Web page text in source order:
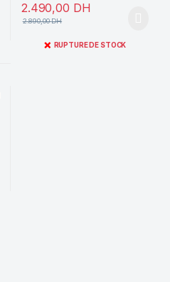
2.490,00 DH
2.890,00DH
❌ RUPTURE DE STOCK